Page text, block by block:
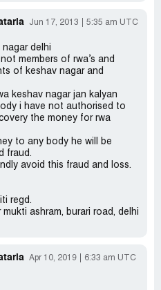
Jun 17, 2013 5:35 am UTC
delhi
members of rwa’s and
of keshav nagar and
keshav nagar jan kalyan
i have not authorised to
the money for rwa
to any body he will be
fraud.
avoid this fraud and loss.
regd.
ashram, burari road, delhi
Apr 10, 2019 6:33 am UTC